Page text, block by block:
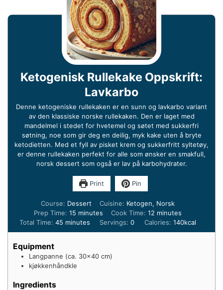
Ketogenisk Rullekake Oppskrift:
Lavkarbo
Denne ketogeniske rullekaken er en sunn og lavkarbo variant
av den klassiske norske rullekaken. Den er laget med
mandelmel i stedet for hvetemel og søtet med sukkerfri
søtning, noe som gir deg en deilig, myk kake uten å bryte
ketodietten. Med et fyll av pisket krem og sukkerfritt syltetøy,
er denne rullekaken perfekt for alle som ønsker en smakfull,
norsk dessert som også er lav på karbohydrater.
Print Pin
Course: Dessert Cuisine: Ketogen, Norsk
Prep Time: 15minutes
minutes Cook Time: 12minutes
minutes
Total Time: 45minutes
minutes Servings:0 Calories: 140kcal
Equipment
Langpanne (ca. 30×40 cm)
kjøkkenhåndkle
Ingredients